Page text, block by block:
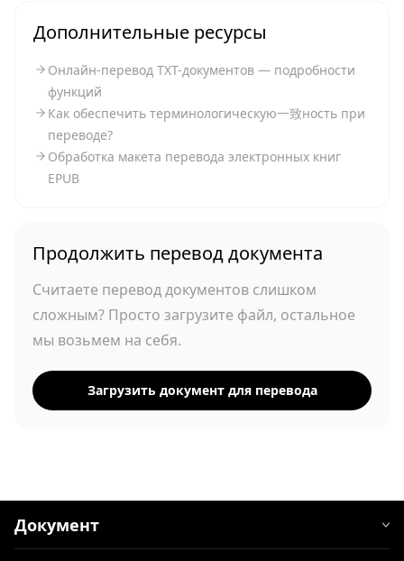
Дополнительные ресурсы
Онлайн-перевод TXT-документов — подробности
функций
Как обеспечить терминологическую一致ность при
переводе?
Обработка макета перевода электронных книг
EPUB
Продолжить перевод документа
Считаете перевод документов слишком
сложным? Просто загрузите файл, остальное
мы возьмем на себя.
Загрузить документ для перевода
Документ